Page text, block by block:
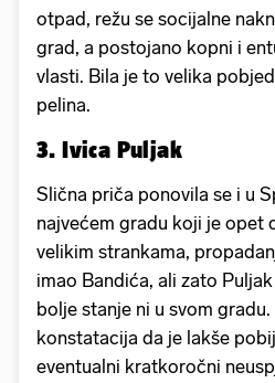
otpad, režu se socijalne
grad, a postojano kopni i
vlasti. Bila je to velika
pelina.
3. Ivica Puljak
Slična priča ponovila se i u
najvećem gradu koji je opet
velikim strankama,
imao Bandića, ali zato
bolje stanje ni u svom
konstatacija da je lakše
eventualni kratkoročni